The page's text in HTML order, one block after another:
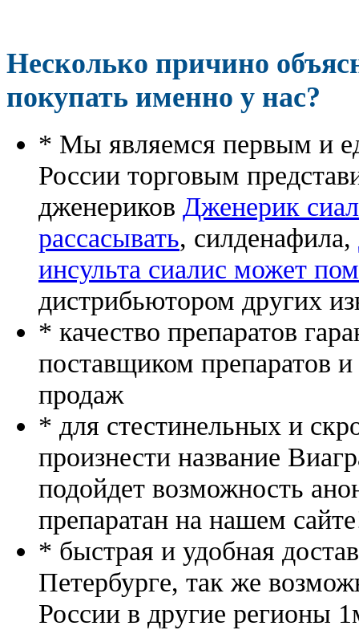
Несколько причино
покупать именно у нас?
* Мы являемся первым и
России торговым
дженериков Дженерик
рассасывать, силденафила,
инсульта сиалис может
дистрибьютором других
* качество препаратов
поставщиком препаратов
продаж
* для стестинельных и
произнести название
подойдет возможность
препаратан на нашем
* быстрая и удобная
Петербурге, так же
России в другие регионы